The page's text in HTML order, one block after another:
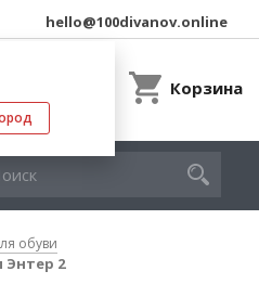
hello@100divanov.online
Корзина
обуви
Энтер 2